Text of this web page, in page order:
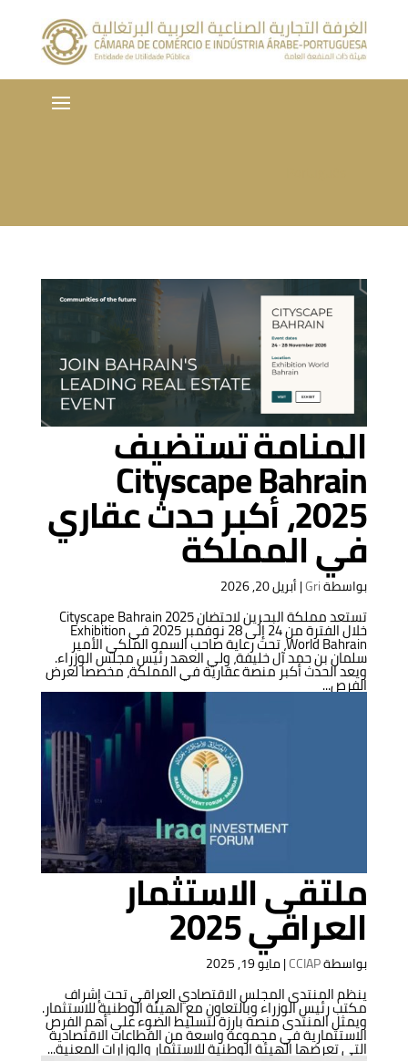
المنامة تستضيف
Cityscape Bahrain
2025، أكبر حدث عقاري
في المملكة
بواسطةGri
|أبريل 20, 2026
تستعد مملكة البحرين لاحتضان Cityscape Bahrain 2025
خلال الفترة من 24 إلى 28 نوفمبر 2025 في Exhibition
World Bahrain، تحت رعاية صاحب السمو الملكي الأمير
سلمان بن حمد آل خليفة، ولي العهد رئيس مجلس الوزراء.
ويعد الحدث أكبر منصة عقارية في المملكة، مخصصا لعرض
الفرص...
ملتقى الاستثمار
العراقي 2025
بواسطةCCIAP
|مايو 19, 2025
ينظم المنتدى المجلس الاقتصادي العراقي تحت إشراف
مكتب رئيس الوزراء وبالتعاون مع الهيئة الوطنية للاستثمار.
ويمثل المنتدى منصة بارزة لتسليط الضوء على أهم الفرص
الاستثمارية في مجموعة واسعة من القطاعات الاقتصادية
التي تعرضها الهيئة الوطنية للاستثمار والوزارات المعنية...